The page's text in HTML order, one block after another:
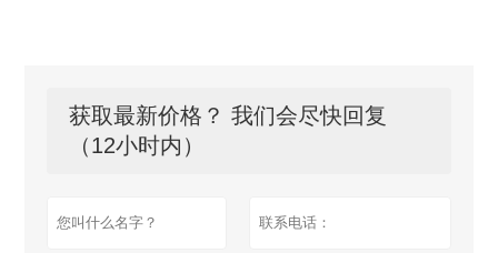
获取最新价格？ 我们会尽快回复
（12小时内）